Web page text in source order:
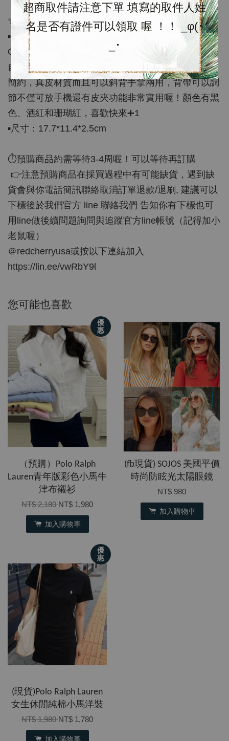
超商取件請注意下單 填寫的取件人姓
名是否有證件可以領取 喔 ！！ _φ(･
_･
✨特價優惠至4/10✨
▪️含運代購$1680；預購約3-4週
Giani Bernini是美國梅西百貨公司（Macy 's Inc）的
自有品牌，小編挑選的這款手機包CP值很高，外型
簡約，真皮材質而且可以斜背手拿兩用，背帶可以調
節不僅可放手機還有皮夾功能非常實用喔！顏色有黑
色、酒紅和珊瑚紅，喜歡快來➕1
▪️尺寸：17.7*11.4*2.5cm
⏱預購商品約需等待3-4周喔！可以等待再訂購
👉注意預購商品在採買過程中有可能缺貨，遇到缺
貨會與你電話簡訊聯絡取消訂單退款/退刷, 建議可以
下標後於我們官方 line 聯絡我們 告知你有下標也可
用line做後續問題詢問與追蹤官方line帳號（記得加小
老鼠喔）
＠redcherryusa或按以下連結加入
https://lin.ee/vwRbY9l
您可能也喜歡
優
惠
（預購）Polo Ralph
Lauren青年版彩色小馬牛
津布襯衫
NT$ 2,180NT$ 1,980
加入購物車
(fb現貨) SOJOS 美國平價
時尚防眩光太陽眼鏡
NT$ 980
加入購物車
優
惠
(現貨)Polo Ralph Lauren
女生休閒純棉小馬洋裝
NT$ 1,980NT$ 1,780
加入購物車